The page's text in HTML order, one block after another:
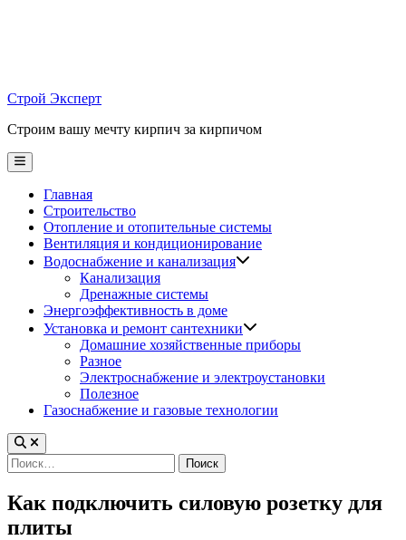
Строй Эксперт
Строим вашу мечту кирпич за кирпичом
Main
Menu
Главная
Строительство
Отопление и отопительные системы
Вентиляция и кондиционирование
Водоснабжение и канализация
Канализация
Дренажные системы
Энергоэффективность в доме
Установка и ремонт сантехники
Домашние хозяйственные приборы
Разное
Электроснабжение и электроустановки
Полезное
Газоснабжение и газовые технологии
Найти:
Как подключить силовую розетку для
плиты